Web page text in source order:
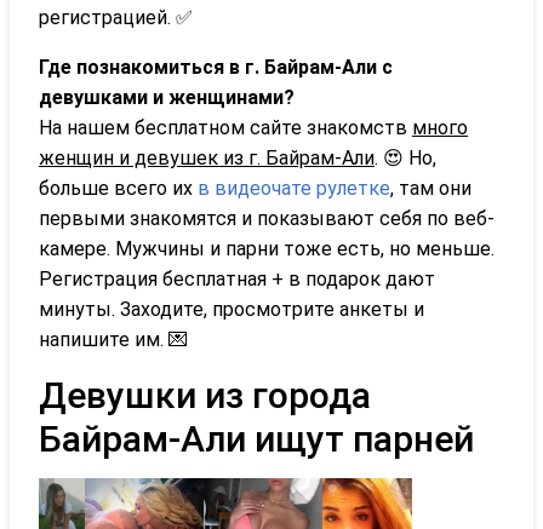
регистрацией. ✅
Где познакомиться в г. Байрам-Али с
девушками и женщинами?
На нашем бесплатном сайте знакомств много
женщин и девушек из г. Байрам-Али. 😍 Но,
больше всего их в видеочате рулетке, там они
первыми знакомятся и показывают себя по веб-
камере. Мужчины и парни тоже есть, но меньше.
Регистрация бесплатная + в подарок дают
минуты. Заходите, просмотрите анкеты и
напишите им. 💌
Девушки из города
Байрам-Али ищут парней